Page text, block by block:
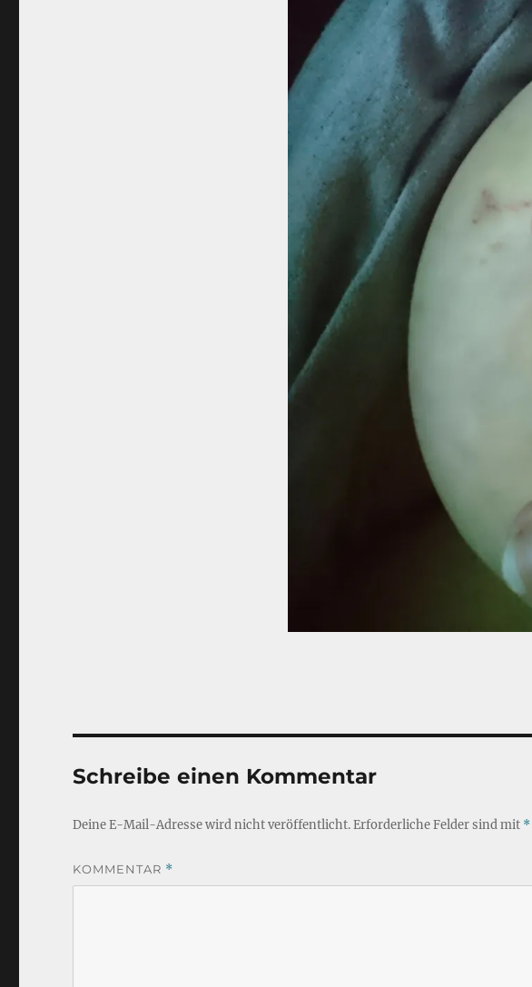
Schreibe einen Kommentar
Deine E-Mail-Adresse wird nicht veröffentlicht.Erforderliche Felder sind mit *
KOMMENTAR *